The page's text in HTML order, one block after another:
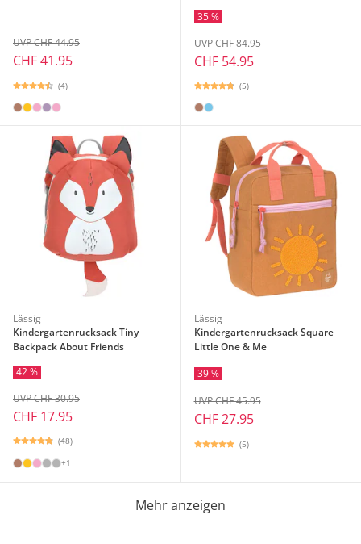
CHF 41.95
UVP CHF 44.95
(4)
35 %
CHF 54.95
UVP CHF 84.95
(5)
Lässig
Kindergartenrucksack Tiny
Backpack About Friends
42 %
CHF 17.95
UVP CHF 30.95
(48)
+1
Lässig
Kindergartenrucksack Square
Little One & Me
39 %
CHF 27.95
UVP CHF 45.95
(5)
Mehr anzeigen